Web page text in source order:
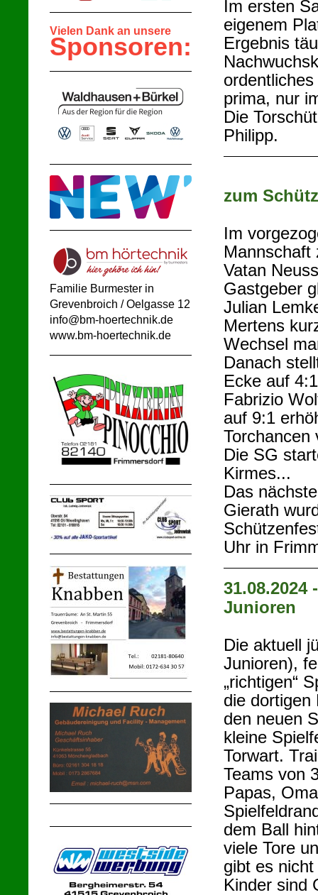
Vielen Dank an unsere
Sponsoren:
Familie Burmester in
Grevenbroich / Oelgasse 12
info@bm-hoertechnik.de
www.bm-hoertechnik.de
Im ersten
eigenem
Ergebnis
prima, nur
Die
Philipp.
zum
Im
Mannschaft
Vatan
Gastgeber
Julian
Mertens
Wechsel
Danach
Ecke auf
Fabrizio
auf 9:1
Torchancen
Die SG
Kirmes...
Das
Gierath
Uhr in
31.08.2024
Junioren
Die aktuell
Junioren),
„richtigen“
die dortigen
den neuen
kleine
Torwart.
Teams von
Papas,
dem Ball
viele Tore
gibt es
Kinder sind